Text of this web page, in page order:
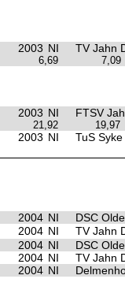
2003 NI TV Jahn
6,69 7,09
2003 NI FTSV
21,92 19,97
2003 NI TuS Syke
2004 NI
DSC
2004 NI
TV Jahn
2004 NI
DSC
2004 NI
TV Jahn
2004 NI